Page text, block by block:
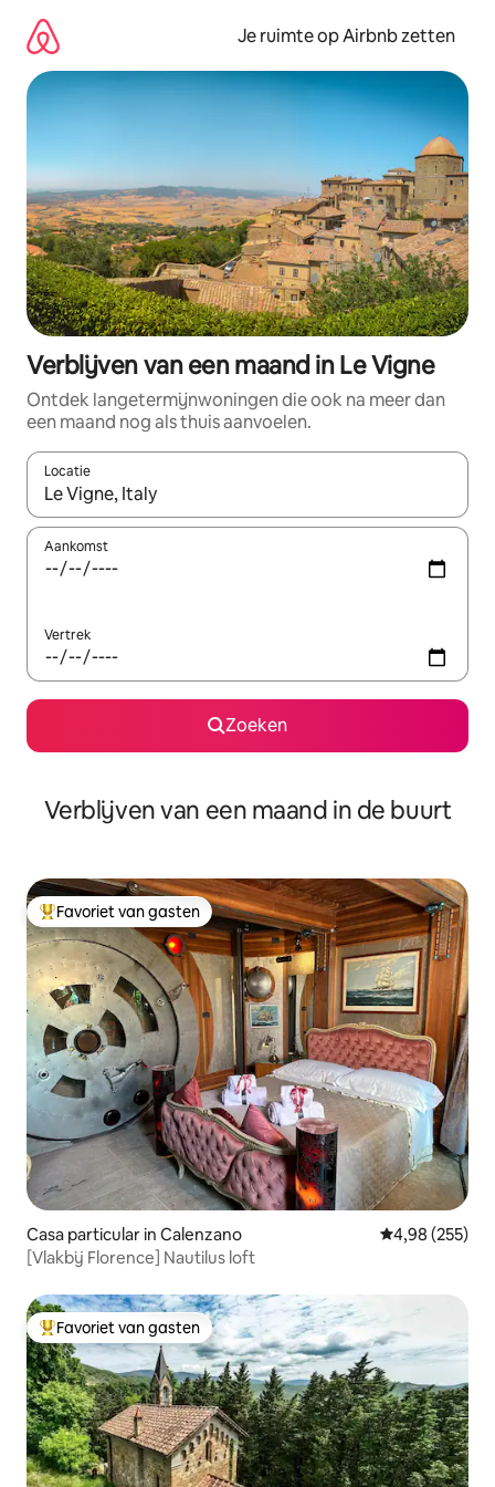
direct
naar
inhoud
Je ruimte op Airbnb zetten
Verblijven van een maand in Le Vigne
Ontdek langetermijnwoningen die ook na meer dan
een maand nog als thuis aanvoelen.
Locatie
Wanneer er suggesties beschikbaar zijn, maak je een keuze
Aankomst
Vertrek
Zoeken
Verblijven van een maand in de buurt
Topfavoriet van gasten
Favoriet van gasten
Casa particular in Calenzano Gemiddelde
4,98 (255)
[Vlakbij Florence] Nautilus loft
Topfavoriet van gasten
Favoriet van gasten